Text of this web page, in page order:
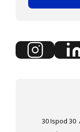
30 Ispod 30